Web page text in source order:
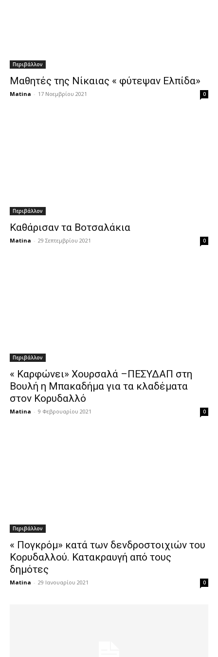
Περιβάλλον
Μαθητές της Νίκαιας « φύτεψαν Ελπίδα»
Matina - 17 Νοεμβρίου 2021 0
Περιβάλλον
Καθάρισαν τα Βοτσαλάκια
Matina - 29 Σεπτεμβρίου 2021 0
Περιβάλλον
« Καρφώνει» Χουρσαλά –ΠΕΣΥΔΑΠ στη
Βουλή η Μπακαδήμα για τα κλαδέματα
στον Κορυδαλλό
Matina - 9 Φεβρουαρίου 2021 0
Περιβάλλον
« Πογκρόμ» κατά των δενδροστοιχιών του
Κορυδαλλού. Κατακραυγή από τους
δημότες
Matina - 29 Ιανουαρίου 2021 0